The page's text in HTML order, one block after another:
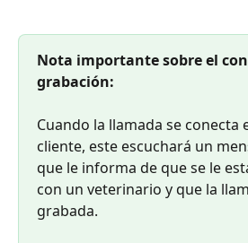
Nota importante sobre el
grabación:
Cuando la llamada se conecta
cliente, este escuchará un
que le informa de que se le
con un veterinario y que la
grabada.